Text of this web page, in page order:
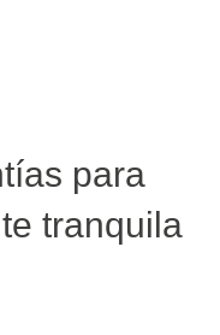
para
tranquila